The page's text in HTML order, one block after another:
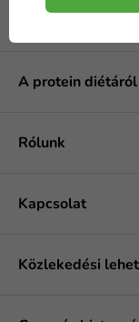
A protein diétáról
Rólunk
Kapcsolat
Közlekedési